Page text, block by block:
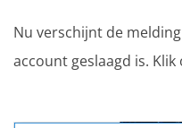
Nu verschijnt de
account geslaagd is. Klik